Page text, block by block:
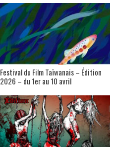
Festival du Film Taïwanais – Édition
2026 – du 1er au 10 avril